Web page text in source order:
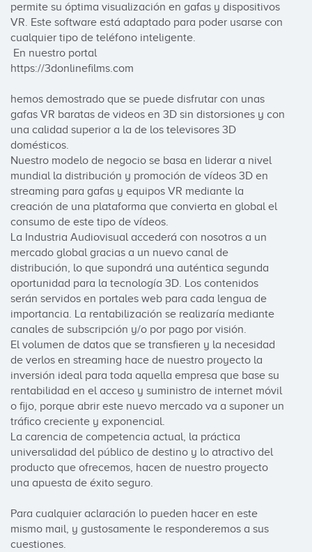
permite su óptima visualización en gafas y dispositivos
VR. Este software está adaptado para poder usarse con
cualquier tipo de teléfono inteligente.
https://3donlinefilms.com
hemos demostrado que se puede disfrutar con unas
gafas VR baratas de videos en 3D sin distorsiones y con
una calidad superior a la de los televisores 3D
domésticos.
Nuestro modelo de negocio se basa en liderar a nivel
mundial la distribución y promoción de vídeos 3D en
streaming para gafas y equipos VR mediante la
creación de una plataforma que convierta en global el
consumo de este tipo de vídeos.
La Industria Audiovisual accederá con nosotros a un
mercado global gracias a un nuevo canal de
distribución, lo que supondrá una auténtica segunda
oportunidad para la tecnología 3D. Los contenidos
serán servidos en portales web para cada lengua de
importancia. La rentabilización se realizaría mediante
canales de subscripción y/o por pago por visión.
El volumen de datos que se transfieren y la necesidad
de verlos en streaming hace de nuestro proyecto la
inversión ideal para toda aquella empresa que base su
rentabilidad en el acceso y suministro de internet móvil
o fijo, porque abrir este nuevo mercado va a suponer un
tráfico creciente y exponencial.
La carencia de competencia actual, la práctica
universalidad del público de destino y lo atractivo del
producto que ofrecemos, hacen de nuestro proyecto
una apuesta de éxito seguro.
Para cualquier aclaración lo pueden hacer en este
mismo mail, y gustosamente le responderemos a sus
cuestiones.